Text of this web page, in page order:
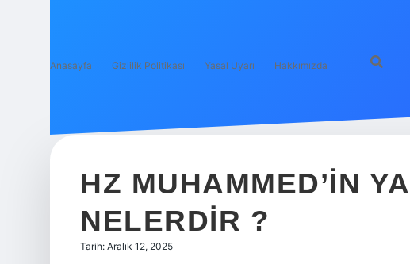
Anasayfa Gizlilik Politikası Yasal Uyarı Hakkımızda
HZ MUHAMMED’IN
NELERDIR ?
Tarih: Aralık 12, 2025